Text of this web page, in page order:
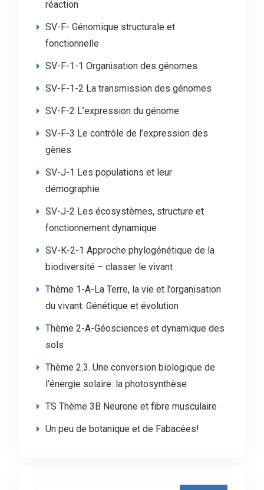
réaction
SV-F- Génomique structurale et
fonctionnelle
SV-F-1-1 Organisation des génomes
SV-F-1-2 La transmission des génomes
SV-F-2 L’expression du génome
SV-F-3 Le contrôle de l’expression des
gènes
SV-J-1 Les populations et leur
démographie
SV-J-2 Les écosystèmes, structure et
fonctionnement dynamique
SV-K-2-1 Approche phylogénétique de la
biodiversité – classer le vivant
Thème 1-A-La Terre, la vie et l’organisation
du vivant: Génétique et évolution
Thème 2-A-Géosciences et dynamique des
sols
Thème 2.3. Une conversion biologique de
l’énergie solaire: la photosynthèse
TS Thème 3B Neurone et fibre musculaire
Un peu de botanique et de Fabacées!